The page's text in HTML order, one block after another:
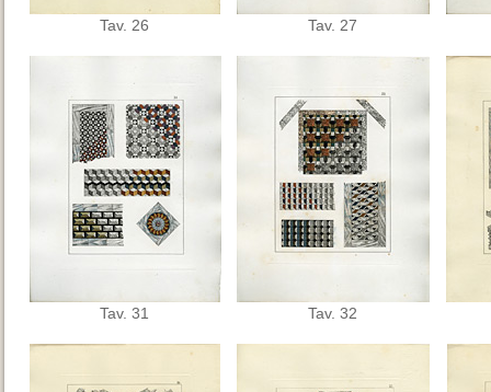
Tav. 26 Tav. 27
Tav. 31 Tav. 32